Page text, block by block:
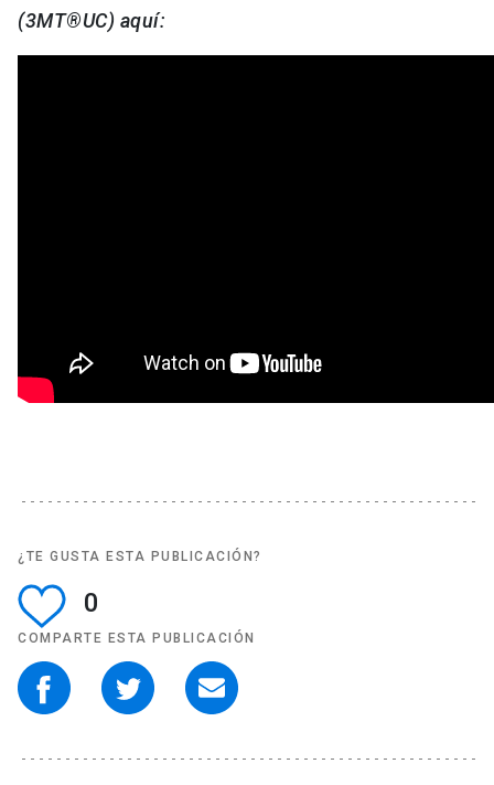
(3MT®UC) aquí:
¿TE GUSTA ESTA PUBLICACIÓN?
0
COMPARTE ESTA PUBLICACIÓN